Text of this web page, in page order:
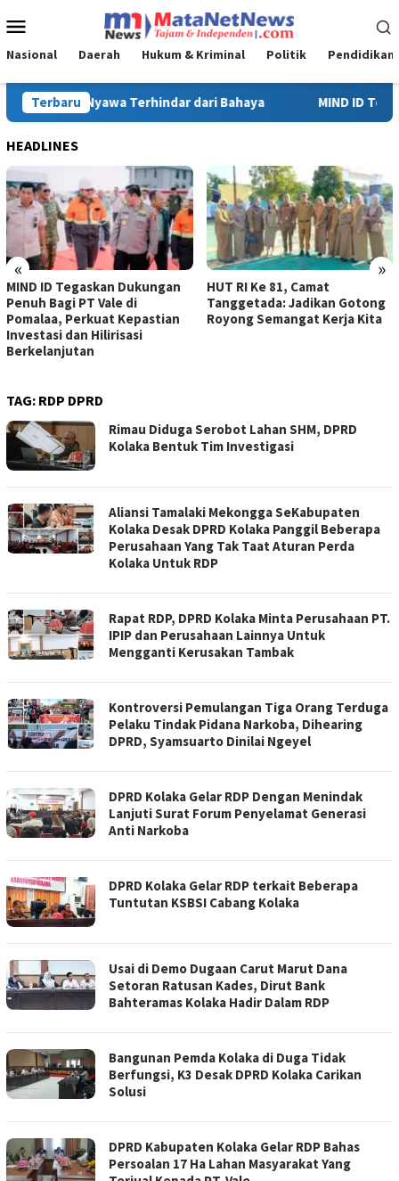
ke
Mobile
Nasional Daerah Hukum & Kriminal Politik Pendidikan
Terbaru
MIND ID Tegaskan Dukungan Penuh Bagi PT Vale di
HEADLINES
« »
MIND ID Tegaskan Dukungan
Penuh Bagi PT Vale di
Pomalaa, Perkuat Kepastian
Investasi dan Hilirisasi
Berkelanjutan
HUT RI Ke 81, Camat
Tanggetada: Jadikan Gotong
Royong Semangat Kerja Kita
TAG: RDP DPRD
Rimau Diduga Serobot Lahan SHM, DPRD
Kolaka Bentuk Tim Investigasi
Aliansi Tamalaki Mekongga SeKabupaten
Kolaka Desak DPRD Kolaka Panggil Beberapa
Perusahaan Yang Tak Taat Aturan Perda
Kolaka Untuk RDP
Rapat RDP, DPRD Kolaka Minta Perusahaan PT.
IPIP dan Perusahaan Lainnya Untuk
Mengganti Kerusakan Tambak
Kontroversi Pemulangan Tiga Orang Terduga
Pelaku Tindak Pidana Narkoba, Dihearing
DPRD, Syamsuarto Dinilai Ngeyel
DPRD Kolaka Gelar RDP Dengan Menindak
Lanjuti Surat Forum Penyelamat Generasi
Anti Narkoba
DPRD Kolaka Gelar RDP terkait Beberapa
Tuntutan KSBSI Cabang Kolaka
Usai di Demo Dugaan Carut Marut Dana
Setoran Ratusan Kades, Dirut Bank
Bahteramas Kolaka Hadir Dalam RDP
Bangunan Pemda Kolaka di Duga Tidak
Berfungsi, K3 Desak DPRD Kolaka Carikan
Solusi
DPRD Kabupaten Kolaka Gelar RDP Bahas
Persoalan 17 Ha Lahan Masyarakat Yang